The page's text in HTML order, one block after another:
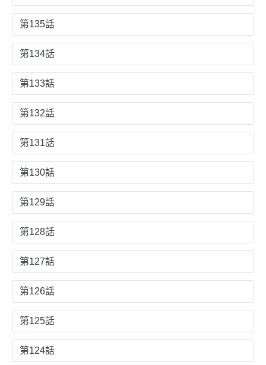
第135話
第134話
第133話
第132話
第131話
第130話
第129話
第128話
第127話
第126話
第125話
第124話